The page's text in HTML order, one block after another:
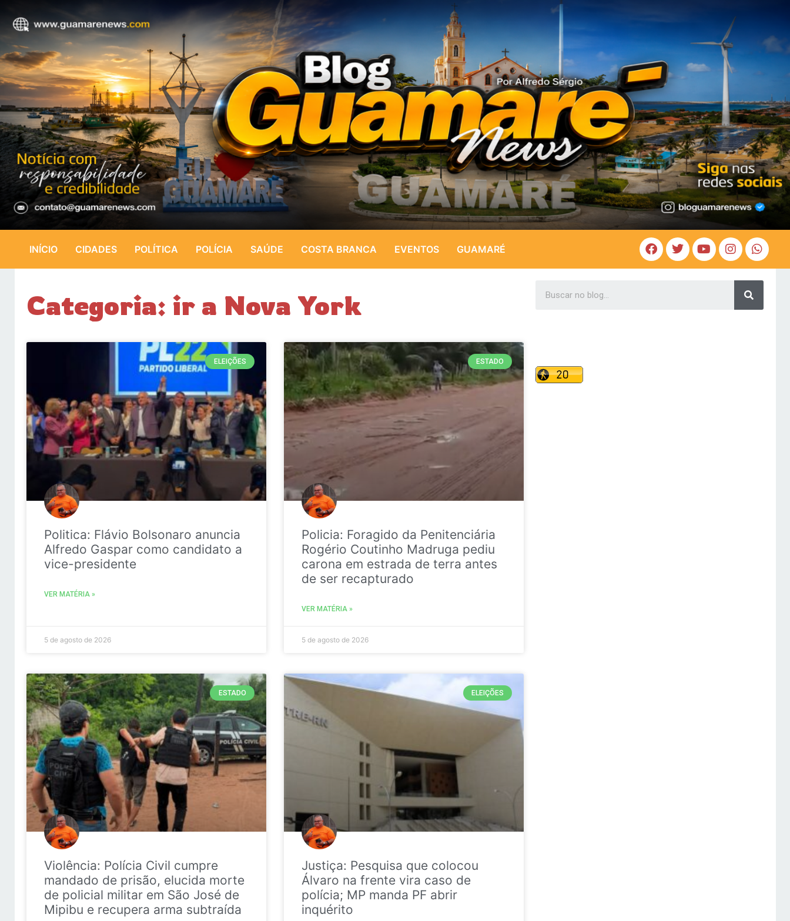
INÍCIO CIDADES POLÍTICA POLÍCIA SAÚDE COSTA BRANCA EVENTOS GUAMARÉ
Categoria: ir a Nova York
ELEIÇÕES
Politica: Flávio Bolsonaro anuncia
Alfredo Gaspar como candidato a
vice-presidente
VER MATÉRIA »
5 de agosto de 2026
ESTADO
Policia: Foragido da Penitenciária
Rogério Coutinho Madruga pediu
carona em estrada de terra antes
de ser recapturado
VER MATÉRIA »
5 de agosto de 2026
ESTADO
Violência: Polícia Civil cumpre
mandado de prisão, elucida morte
de policial militar em São José de
Mipibu e recupera arma subtraída
ELEIÇÕES
Justiça: Pesquisa que colocou
Álvaro na frente vira caso de
polícia; MP manda PF abrir
inquérito